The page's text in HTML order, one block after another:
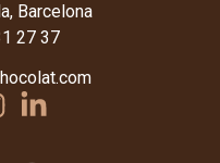
Barcelona
27 37